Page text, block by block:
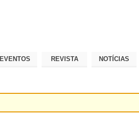
EVENTOS REVISTA NOTÍCIAS